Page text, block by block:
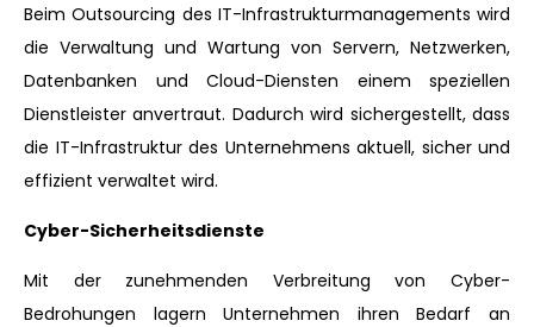
Beim Outsourcing des IT-Infrastrukturmanagements wird
die Verwaltung und Wartung von Servern, Netzwerken,
Datenbanken und Cloud-Diensten einem speziellen
Dienstleister anvertraut. Dadurch wird sichergestellt, dass
die IT-Infrastruktur des Unternehmens aktuell, sicher und
effizient verwaltet wird.
Cyber-Sicherheitsdienste
Mit der zunehmenden Verbreitung von Cyber-
Bedrohungen lagern Unternehmen ihren Bedarf an